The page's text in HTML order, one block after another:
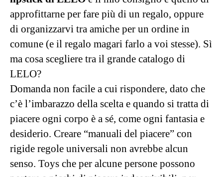
Domanda non facile a cui rispondere, dato che
c’è l’imbarazzo della scelta e quando si tratta di
piacere ogni corpo è a sé, come ogni fantasia e
desiderio. Creare “manuali del piacere” con
rigide regole universali non avrebbe alcun
senso. Toys che per alcune persone possono
portare a picchi di piacere indescrivibili, per
altre possono infatti procurare sensazioni di
indifferenza pura.
Appellarsi agli stereotipi di genere o alla
divisione binaria della società rischierebbe